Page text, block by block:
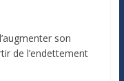
son
de l’endettement